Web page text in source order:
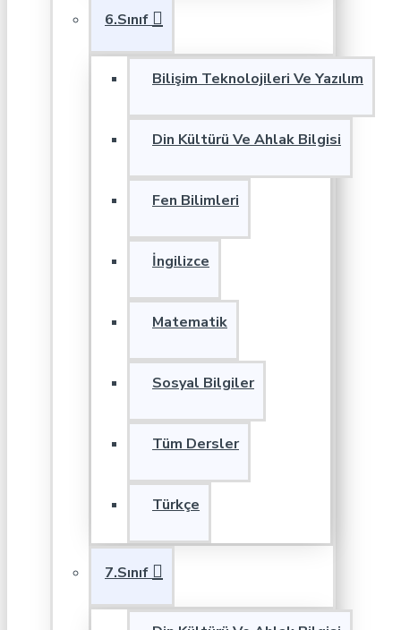
6.Sınıf
Bilişim Teknolojileri Ve Yazılım
Din Kültürü Ve Ahlak Bilgisi
Fen Bilimleri
İngilizce
Matematik
Sosyal Bilgiler
Tüm Dersler
Türkçe
7.Sınıf